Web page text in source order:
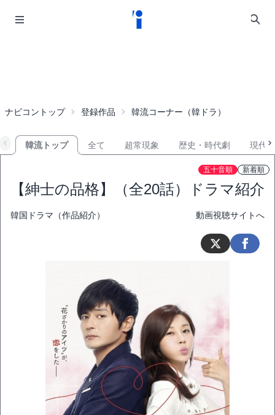
ナビコントップ 登録作品 韓流コーナー（韓ドラ）
韓流トップ 全て 超常現象 歴史・時代劇 現代
五十音順 新着順
【紳士の品格】（全20話）ドラマ紹介
韓国ドラマ（作品紹介） 動画視聴サイトへ